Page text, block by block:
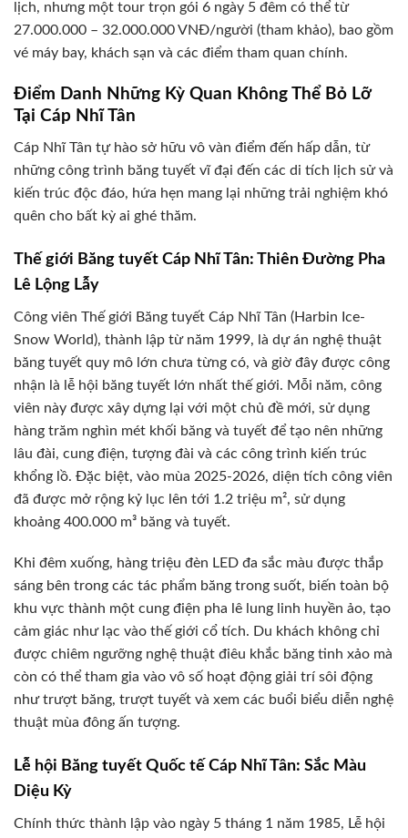
lịch, nhưng một tour trọn gói 6 ngày 5 đêm có thể từ
27.000.000 – 32.000.000 VNĐ/người (tham khảo), bao gồm
vé máy bay, khách sạn và các điểm tham quan chính.
Điểm Danh Những Kỳ Quan Không Thể Bỏ Lỡ
Tại Cáp Nhĩ Tân
Cáp Nhĩ Tân tự hào sở hữu vô vàn điểm đến hấp dẫn, từ
những công trình băng tuyết vĩ đại đến các di tích lịch sử và
kiến trúc độc đáo, hứa hẹn mang lại những trải nghiệm khó
quên cho bất kỳ ai ghé thăm.
Thế giới Băng tuyết Cáp Nhĩ Tân: Thiên Đường Pha
Lê Lộng Lẫy
Công viên Thế giới Băng tuyết Cáp Nhĩ Tân (Harbin Ice-
Snow World), thành lập từ năm 1999, là dự án nghệ thuật
băng tuyết quy mô lớn chưa từng có, và giờ đây được công
nhận là lễ hội băng tuyết lớn nhất thế giới. Mỗi năm, công
viên này được xây dựng lại với một chủ đề mới, sử dụng
hàng trăm nghìn mét khối băng và tuyết để tạo nên những
lâu đài, cung điện, tượng đài và các công trình kiến trúc
khổng lồ. Đặc biệt, vào mùa 2025-2026, diện tích công viên
đã được mở rộng kỷ lục lên tới 1.2 triệu m², sử dụng
khoảng 400.000 m³ băng và tuyết.
Khi đêm xuống, hàng triệu đèn LED đa sắc màu được thắp
sáng bên trong các tác phẩm băng trong suốt, biến toàn bộ
khu vực thành một cung điện pha lê lung linh huyền ảo, tạo
cảm giác như lạc vào thế giới cổ tích. Du khách không chỉ
được chiêm ngưỡng nghệ thuật điêu khắc băng tinh xảo mà
còn có thể tham gia vào vô số hoạt động giải trí sôi động
như trượt băng, trượt tuyết và xem các buổi biểu diễn nghệ
thuật mùa đông ấn tượng.
Lễ hội Băng tuyết Quốc tế Cáp Nhĩ Tân: Sắc Màu
Diệu Kỳ
Chính thức thành lập vào ngày 5 tháng 1 năm 1985, Lễ hội